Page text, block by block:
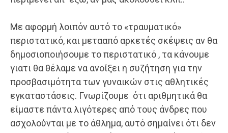
Με αφορμή λοιπόν αυτό το «τραυματικό»
περιστατικό, και μετααπό αρκετές σκέψεις αν θα
δημοσιοποιήσουμε το περιστατικό , τα κάνουμε
γιατι θα θέλαμε να ανοίξει η συζήτηση για την
προσβασιμότητα των γυναικών στις αθλητικές
εγκαταστάσεις. Γνωρίζουμε ότι αριθμητικά θα
είμαστε πάντα λιγότερες από τους άνδρες που
ασχολούνται με το άθλημα, αυτό σημαίνει ότι δεν